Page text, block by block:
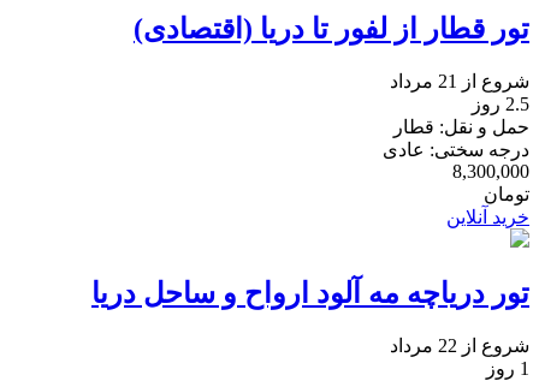
تور قطار از لفور تا دریا (اقتصادی)
شروع از 21 مرداد
2.5 روز
حمل و نقل: قطار
درجه سختی: عادی
8,300,000
تومان
خرید آنلاین
تور دریاچه مه آلود ارواح و ساحل دریا
شروع از 22 مرداد
1 روز